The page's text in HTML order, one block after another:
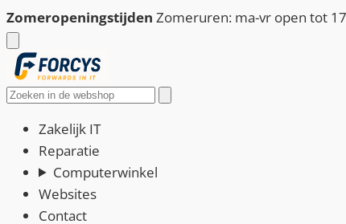
Ga
naar
de
inhoud
Zomeropeningstijden Zomeruren: ma-vr open tot
Zoeken
Zakelijk IT
Reparatie
Computerwinkel
Websites
Contact